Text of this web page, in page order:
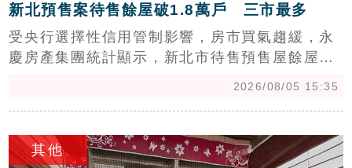
新北預售案待售餘屋破1.8萬戶 三市最多
受央行選擇性信用管制影響，房市買氣趨緩，永
慶房產集團統計顯示，新北市待售預售屋餘屋量
展，導致去化速度緩慢。相對地，三重區與林口
區雖供給量大，但因具備交通便利、產業進駐及
2026/08/05 15:35
其他